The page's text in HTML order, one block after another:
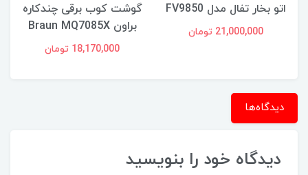
اتو بخار تفال مدل FV9850
21,000,000 تومان
گوشت کوب برقی چندکاره
براون Braun MQ7085X
18,170,000 تومان
دیدگاه‌ها
دیدگاه خود را بنویسید